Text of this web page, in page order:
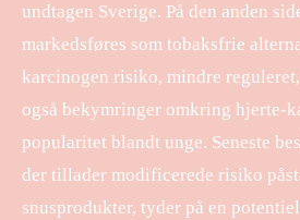
undtagen Sverige. På den anden
markedsføres som tobaksfrie
karcinogen risiko, mindre
også bekymringer omkring hjerte-
popularitet blandt unge. Seneste
der tillader modificerede risiko
snusprodukter, tyder på en